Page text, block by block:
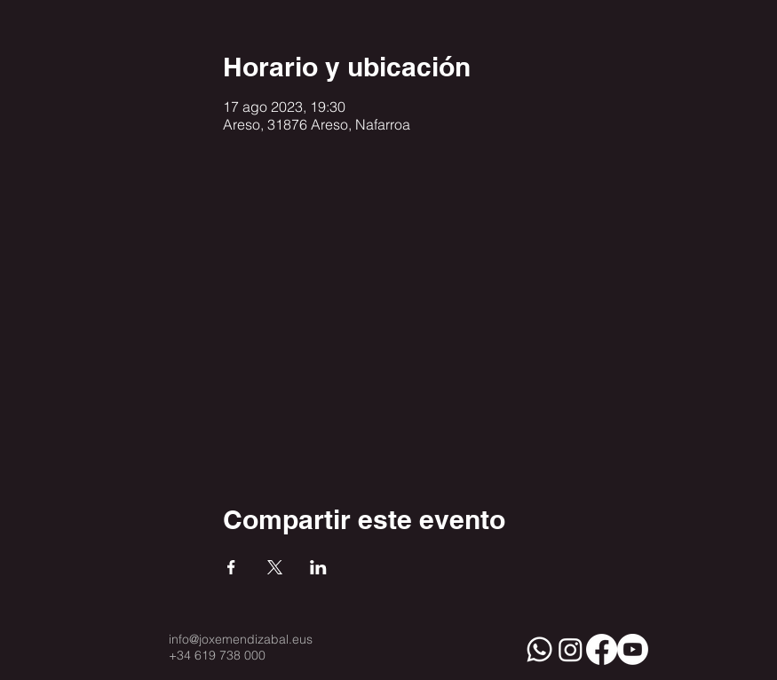
Horario y ubicación
17 ago 2023, 19:30
Areso, 31876 Areso, Nafarroa
Compartir este evento
info@joxemendizabal.eus
+34 619 738 000